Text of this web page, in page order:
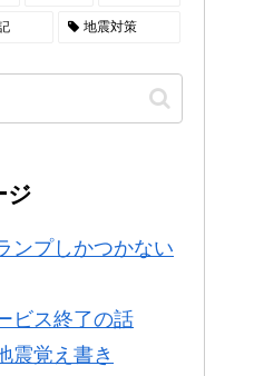
地震対策
ジ
ンプしかつかない
ビス終了の話
震覚え書き